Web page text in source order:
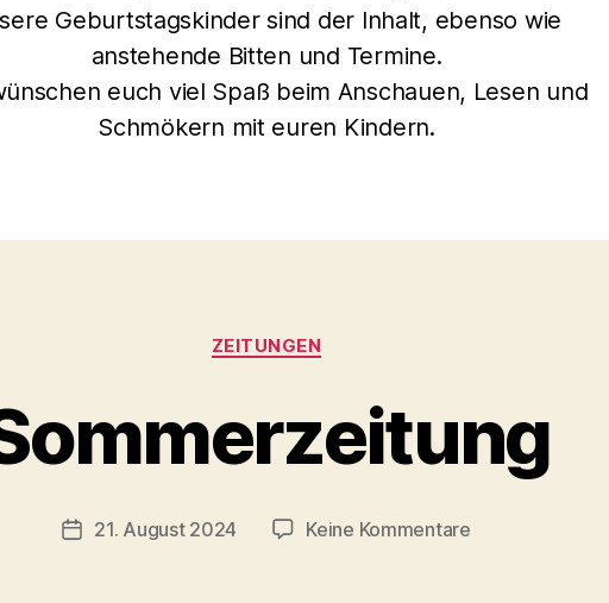
Geburtstagskinder sind der Inhalt, ebenso wie
anstehende Bitten und Termine.
euch viel Spaß beim Anschauen, Lesen und
Schmökern mit euren Kindern.
Kategorien
ZEITUNGEN
Beitragsautor
o
n
ri
Veröffentlichungsdatum
21. August 2024 Keine Kommentarezu